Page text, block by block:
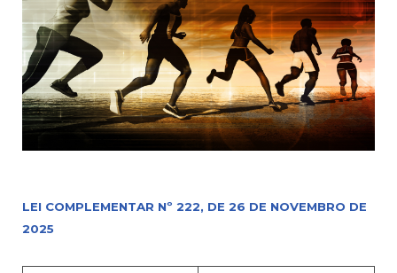
LEI COMPLEMENTAR Nº 222, DE 26 DE NOVEMBRO DE
2025